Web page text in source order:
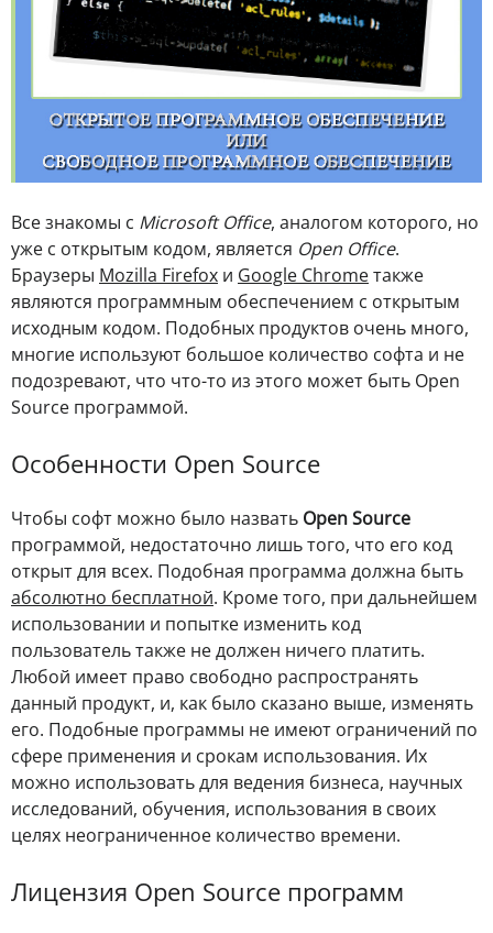
Все знакомы с Microsoft Office, аналогом которого, но
уже с открытым кодом, является Open Office.
Браузеры Mozilla Firefox и Google Chromeтакже
являются программным обеспечением с открытым
исходным кодом. Подобных продуктов очень много,
многие используют большое количество софта и не
подозревают, что что-то из этого может быть Open
Source программой.
Особенности Open Source
Чтобы софт можно было назвать Open Source
программой, недостаточно лишь того, что его код
открыт для всех. Подобная программа должна быть
абсолютно бесплатной. Кроме того, при дальнейшем
использовании и попытке изменить код
пользователь также не должен ничего платить.
Любой имеет право свободно распространять
данный продукт, и, как было сказано выше, изменять
его. Подобные программы не имеют ограничений по
сфере применения и срокам использования. Их
можно использовать для ведения бизнеса, научных
исследований, обучения, использования в своих
целях неограниченное количество времени.
Лицензия Open Source программ